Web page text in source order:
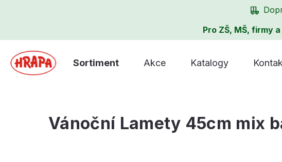
Pro ZŠ, MŠ, firmy
Sortiment Akce Katalogy
Vánoční Lamety 45cm mix